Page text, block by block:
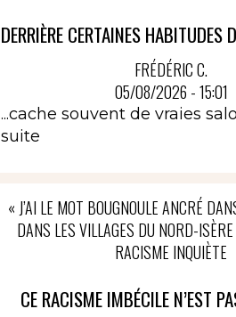
DERRIÈRE CERTAINES HABITUDES
FRÉDÉRIC C.
05/08/2026 - 15:01
...cache souvent de vraies
suite
« J’AI LE MOT BOUGNOULE ANCRÉ
DANS LES VILLAGES DU NORD-
RACISME INQUIÈTE
CE RACISME IMBÉCILE N’EST